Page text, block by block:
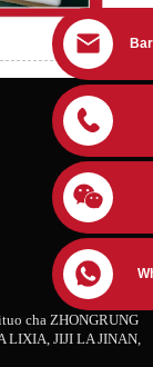
cha ZHONGRUNG
LIXIA, JIJI LA JINAN,